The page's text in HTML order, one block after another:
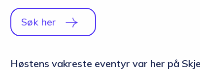
Søk her
Høstens vakreste eventyr var her på